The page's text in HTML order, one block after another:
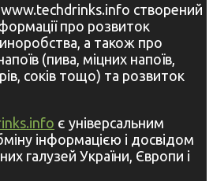
www.techdrinks.info створений
про розвиток
а також про
(пива, міцних напоїв,
соків тощо) та розвиток
є універсальним
інформацією і досвідом
галузей України, Європи і